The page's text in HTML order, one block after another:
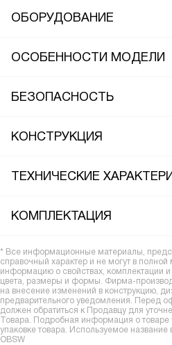
ОБОРУДОВАНИЕ
ОСОБЕННОСТИ МОДЕЛИ
БЕЗОПАСНОСТЬ
КОНСТРУКЦИЯ
ТЕХНИЧЕСКИЕ
КОМПЛЕКТАЦИЯ
* Все информационные материалы,
справочный характер и не могут в
информацию о свойствах, комплектации и
цвета, размеры и формы. Фирма-
на внесение изменений в конструкцию,
предварительного уведомления. Перед
должен обратиться к Продавцу для
Товара. Подробная информация о товаре
упаковке товара. Используемое
OBSW